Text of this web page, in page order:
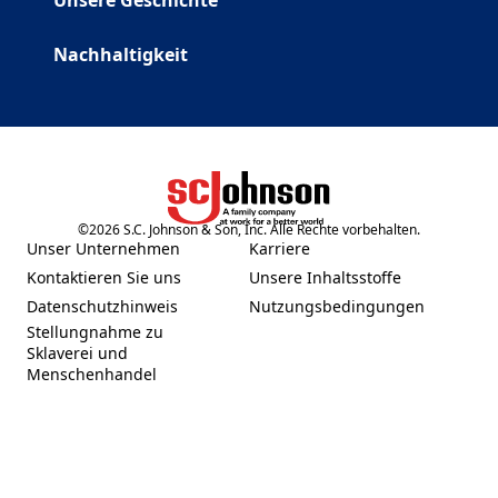
Nachhaltigkeit
(Opens in a new tab)
©2026S.C. Johnson & Son, Inc. Alle Rechte vorbehalten.
Unser Unternehmen
(Opens in a new tab)
Kontaktieren Sie uns
(Opens in a new tab)
Datenschutzhinweis
(Opens in a new tab)
Stellungnahme zu
Sklaverei und
Menschenhandel
(Opens in a new tab)
Karriere
(Opens in a new tab)
Unsere Inhaltsstoffe
(Opens in a new tab)
Nutzungsbedingungen
(Opens in a new tab)